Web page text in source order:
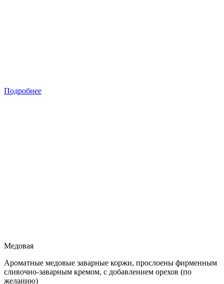
Подробнее
Медовая
Ароматные медовые заварные коржи, прослоены фирменным
сливочно-заварным кремом, с добавлением орехов (по
желанию)